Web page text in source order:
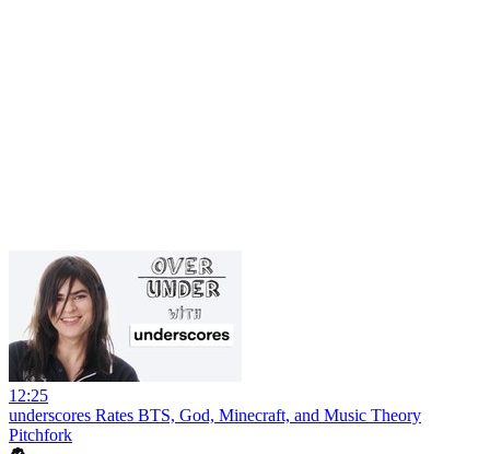
12:25
underscores Rates BTS, God, Minecraft, and Music Theory
Pitchfork